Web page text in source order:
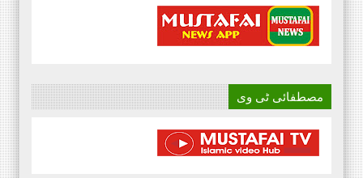
مصطفائی ٹی وی